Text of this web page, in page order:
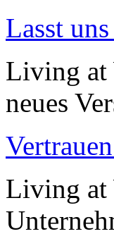
Lasst
Living at
neues
Living at